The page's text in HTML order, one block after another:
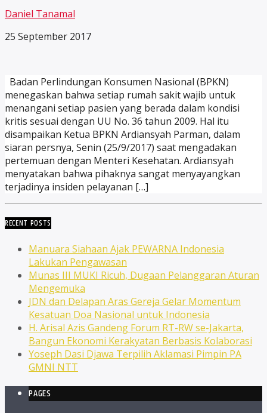
Daniel Tanamal
25 September 2017
Badan Perlindungan Konsumen Nasional (BPKN)
menegaskan bahwa setiap rumah sakit wajib untuk
menangani setiap pasien yang berada dalam kondisi
kritis sesuai dengan UU No. 36 tahun 2009. Hal itu
disampaikan Ketua BPKN Ardiansyah Parman, dalam
siaran persnya, Senin (25/9/2017) saat mengadakan
pertemuan dengan Menteri Kesehatan. Ardiansyah
menyatakan bahwa pihaknya sangat menyayangkan
terjadinya insiden pelayanan […]
RECENT POSTS
Manuara Siahaan Ajak PEWARNA Indonesia
Lakukan Pengawasan
Munas III MUKI Ricuh, Dugaan Pelanggaran Aturan
Mengemuka
JDN dan Delapan Aras Gereja Gelar Momentum
Kesatuan Doa Nasional untuk Indonesia
H. Arisal Azis Gandeng Forum RT-RW se-Jakarta,
Bangun Ekonomi Kerakyatan Berbasis Kolaborasi
Yoseph Dasi Djawa Terpilih Aklamasi Pimpin PA
GMNI NTT
PAGES